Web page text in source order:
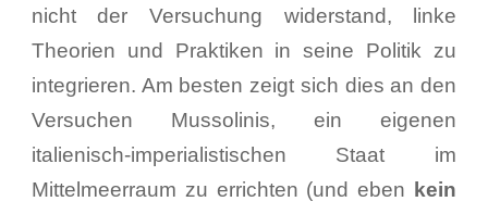
nicht der Versuchung widerstand, linke
Theorien und Praktiken in seine Politik zu
integrieren. Am besten zeigt sich dies an den
Versuchen Mussolinis, ein eigenen
italienisch-imperialistischen Staat im
Mittelmeerraum zu errichten (und eben
kein